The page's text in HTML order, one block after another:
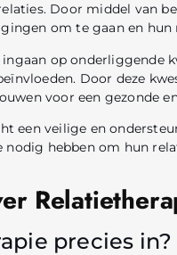
Door middel van
om te gaan en hun
op onderliggende
Door deze
voor een gezonde
een veilige en
hebben om hun
precies in?